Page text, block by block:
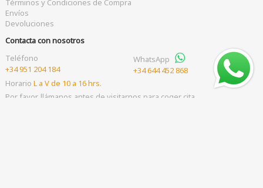
Envíos
Devoluciones
Contacta con nosotros
Teléfono
+34 951 204 184
WhatsApp
+34 644 452 868
Horario L a V de 10 a 16 hrs.
Por favor, llámanos antes de visitarnos para coger cita